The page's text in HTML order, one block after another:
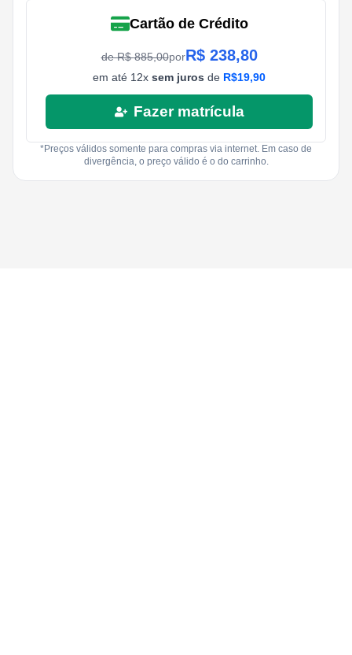
Cartão de Crédito
de R$885,00porR$ 238,80
em até 12x sem juros de R$19,90
Fazer matrícula
*Preços válidos somente para compras via internet. Em caso de
divergência, o preço válido é o do carrinho.